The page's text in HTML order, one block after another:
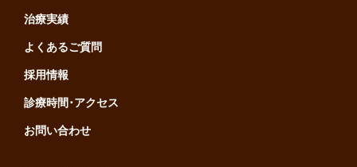
治療実績
よくあるご質問
採用情報
診療時間･アクセス
お問い合わせ